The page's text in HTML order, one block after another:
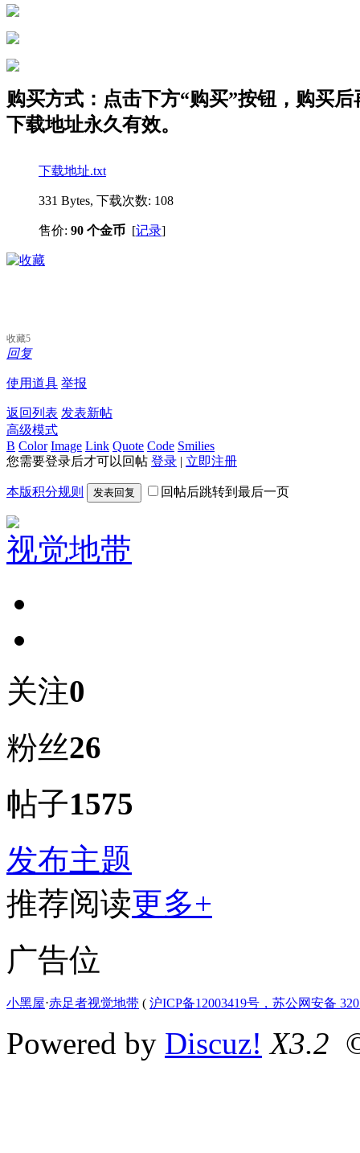
购买方式：点击下方“购买”按钮，购买
下载地址永久有效。
下载地址.txt
331 Bytes, 下载次数: 108
售价: 90 个金币 [记录]
收藏5
回复
使用道具 举报
返回列表 发表新帖
高级模式
B Color Image Link Quote Code Smilies
您需要登录后才可以回帖 登录 | 立即注册
本版积分规则 发表回复 回帖后跳转到最后一页
视觉地带
关注0
粉丝26
帖子1575
发布主题
推荐阅读更多+
广告位
小黑屋⋅赤足者视觉地带 ( 沪ICP备12003419号，苏公网安备
Powered by Discuz! X3.2